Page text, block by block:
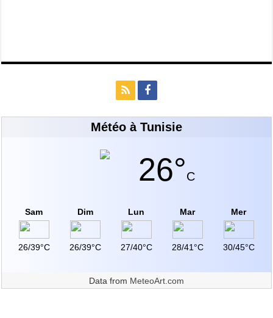
Météo à Tunisie
26°C
Sam
26/39°C
Dim
26/39°C
Lun
27/40°C
Mar
28/41°C
Mer
30/45°C
Data from MeteoArt.com